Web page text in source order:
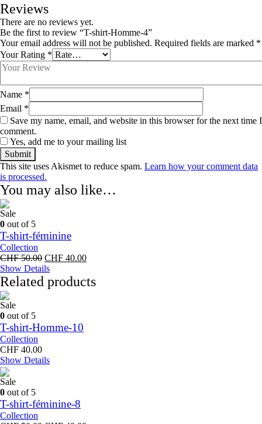
Reviews
There are no reviews yet.
Be the first to review “T-shirt-Homme-4”
Your email address will not be published. Required fields are marked *
Your Rating *
Name *
Email *
Save my name, email, and website in this browser for the next time I
comment.
Yes, add me to your mailing list
This site uses Akismet to reduce spam. Learn how your comment data
is processed.
You may also like…
Sale
0 out of 5
T-shirt-féminine
Collection
CHF 50.00 Original
price
was:
CHF 50.00.
CHF 40.00Current
is:
CHF 40.00.
Show Details
Related products
Sale
0 out of 5
T-shirt-Homme-10
Collection
CHF 40.00
Show Details
Sale
0 out of 5
T-shirt-féminine-8
Collection